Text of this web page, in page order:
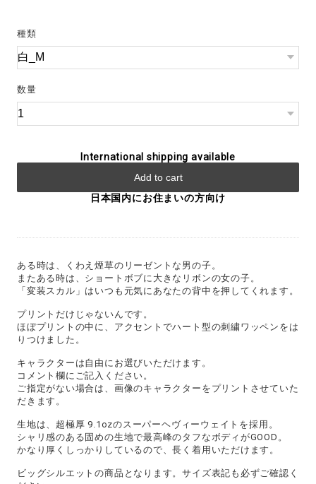
種類
数量
International shipping available
Add to cart
日本国内にお住まいの方向け
ある時は、くわえ煙草のリーゼントな男の子。
またある時は、ショートボブに大きなリボンの女の子。
「変装スカル」はいつも元気にあなたの背中を押してくれます。
プリントだけじゃないんです。
ほぼプリントの中に、アクセントでハート型の刺繍ワッペンをは
りつけました。
キャラクターは自由にお選びいただけます。
コメント欄にご記入ください。
ご指定がない場合は、画像のキャラクターをプリントさせていた
だきます。
生地は、超極厚 9.1ozのスーパーヘヴィーウェイトを採用。
シャリ感のある固めの生地で最高峰のタフなボディがGOOD。
かなり厚くしっかりしているので、長く着用いただけます。
ビッグシルエットの商品となります。サイズ表記も必ずご確認く